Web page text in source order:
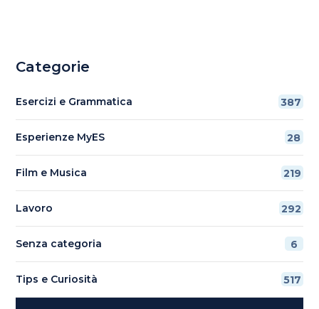
Categorie
Esercizi e Grammatica 387
Esperienze MyES 28
Film e Musica 219
Lavoro 292
Senza categoria 6
Tips e Curiosità 517